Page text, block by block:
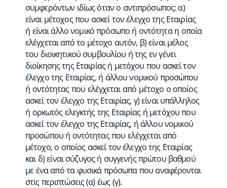
συμφερόντων ιδίως όταν ο αντιπρόσωπος: α)
είναι μέτοχος που ασκεί τον έλεγχο της Εταιρίας
ή είναι άλλο νομικό πρόσωπο ή οντότητα η οποία
ελέγχεται από το μέτοχο αυτόν, β) είναι μέλος
του διοικητικού συμβουλίου ή της εν γένει
διοίκησης της Εταιρίας ή μετόχου που ασκεί τον
έλεγχο της Εταιρίας, ή άλλου νομικού προσώπου
ή οντότητας που ελέγχεται από μέτοχο ο οποίος
ασκεί τον έλεγχο της Εταιρίας, γ) είναι υπάλληλος
ή ορκωτός ελεγκτής της Εταιρίας ή μετόχου που
ασκεί τον έλεγχο της Εταιρίας, ή άλλου νομικού
προσώπου ή οντότητας που ελέγχεται από
μέτοχο, ο οποίος ασκεί τον έλεγχο της Εταιρίας
και δ) είναι σύζυγος ή συγγενής πρώτου βαθμού
με ένα από τα φυσικά πρόσωπα που αναφέρονται
στις περιπτώσεις (α) έως (γ).